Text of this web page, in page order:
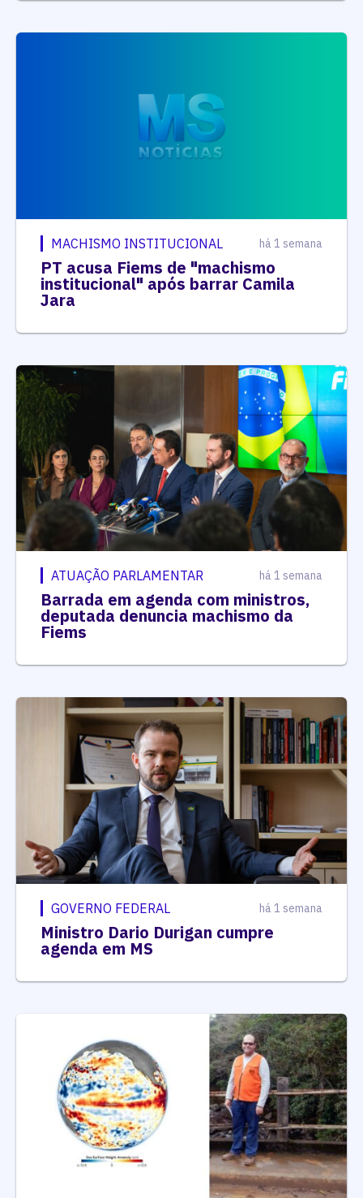
MACHISMO INSTITUCIONAL há 1 semana
PT acusa Fiems de "machismo
institucional" após barrar Camila
Jara
ATUAÇÃO PARLAMENTAR há 1 semana
Barrada em agenda com ministros,
deputada denuncia machismo da
Fiems
GOVERNO FEDERAL há 1 semana
Ministro Dario Durigan cumpre
agenda em MS